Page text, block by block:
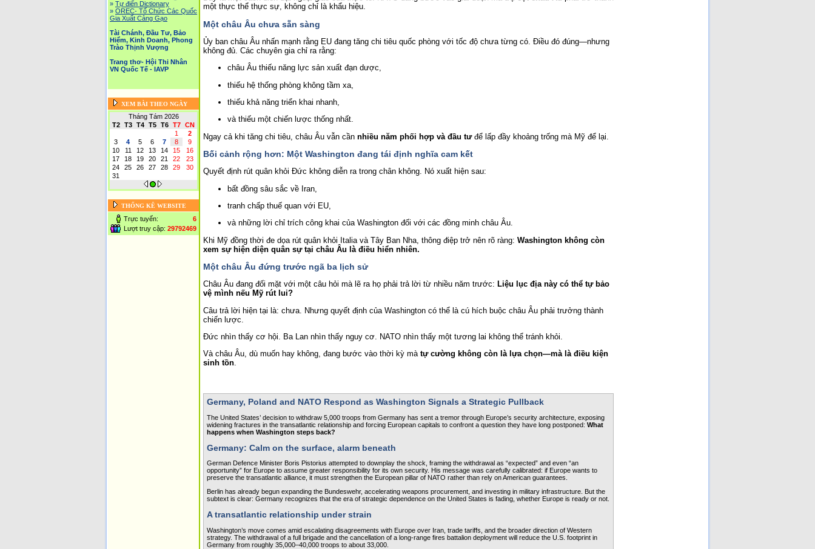
» Tự điển Dictionary
» OREC- Tố Chức Các Quốc
Gia Xuất Cảng Gạo
Tài Chánh, Đầu Tư, Bảo
Hiểm, Kinh Doanh, Phong
Trào Thịnh Vượng
Trang thơ- Hội Thi Nhân
VN Quốc Tế - IAVP
XEM BÀI THEO NGÀY
Tháng Tám 2026
T2
T3 T4 T5 T6 T7
CN
1
2
3
4 5 6 7 8
9
10
11 12 13 14 15
16
17
18 19 20 21 22
23
24
25 26 27 28 29
30
31
THỐNG KÊ WEBSITE
Trực tuyến:
6
Lượt truy cập: 29792469
một thực thể thực sự, không chỉ là khẩu hiệu.
Một châu Âu chưa sẵn sàng
Ủy ban châu Âu nhấn mạnh rằng EU đang tăng chi tiêu quốc phòng với tốc độ chưa từng có. Điều đó đúng—nhưng
không đủ. Các chuyên gia chỉ ra rằng:
châu Âu thiếu năng lực sản xuất đạn dược,
thiếu hệ thống phòng không tầm xa,
thiếu khả năng triển khai nhanh,
và thiếu một chiến lược thống nhất.
Ngay cả khi tăng chi tiêu, châu Âu vẫn cần nhiều năm phối hợp và đầu tư để lấp đầy khoảng trống mà Mỹ để lại.
Bối cảnh rộng hơn: Một Washington đang tái định nghĩa cam kết
Quyết định rút quân khỏi Đức không diễn ra trong chân không. Nó xuất hiện sau:
bất đồng sâu sắc về Iran,
tranh chấp thuế quan với EU,
và những lời chỉ trích công khai của Washington đối với các đồng minh châu Âu.
Khi Mỹ đồng thời đe dọa rút quân khỏi Italia và Tây Ban Nha, thông điệp trở nên rõ ràng: Washington không còn
xem sự hiện diện quân sự tại châu Âu là điều hiển nhiên.
Một châu Âu đứng trước ngã ba lịch sử
Châu Âu đang đối mặt với một câu hỏi mà lẽ ra họ phải trả lời từ nhiều năm trước: Liệu lục địa này có thể tự bảo
vệ mình nếu Mỹ rút lui?
Câu trả lời hiện tại là: chưa. Nhưng quyết định của Washington có thể là cú hích buộc châu Âu phải trưởng thành
chiến lược.
Đức nhìn thấy cơ hội. Ba Lan nhìn thấy nguy cơ. NATO nhìn thấy một tương lai không thể tránh khỏi.
Và châu Âu, dù muốn hay không, đang bước vào thời kỳ mà tự cường không còn là lựa chọn—mà là điều kiện
sinh tồn.
Germany, Poland and NATO Respond as Washington Signals a Strategic Pullback
The United States’ decision to withdraw 5,000 troops from Germany has sent a tremor through Europe’s security architecture, exposing
widening fractures in the transatlantic relationship and forcing European capitals to confront a question they have long postponed: What
happens when Washington steps back?
Germany: Calm o­n the surface, alarm beneath
German Defence Minister Boris Pistorius attempted to downplay the shock, framing the withdrawal as “expected” and even “an
opportunity” for Europe to assume greater responsibility for its own security. His message was carefully calibrated: if Europe wants to
preserve the transatlantic alliance, it must strengthen the European pillar of NATO rather than rely o­n American guarantees.
Berlin has already begun expanding the Bundeswehr, accelerating weapons procurement, and investing in military infrastructure. But the
subtext is clear: Germany recognizes that the era of strategic dependence o­n the United States is fading, whether Europe is ready or not.
A transatlantic relationship under strain
Washington’s move comes amid escalating disagreements with Europe over Iran, trade tariffs, and the broader direction of Western
strategy. The withdrawal of a full brigade and the cancellation of a long‑range fires battalion deployment will reduce the U.S. footprint in
Germany from roughly 35,000–40,000 troops to about 33,000.